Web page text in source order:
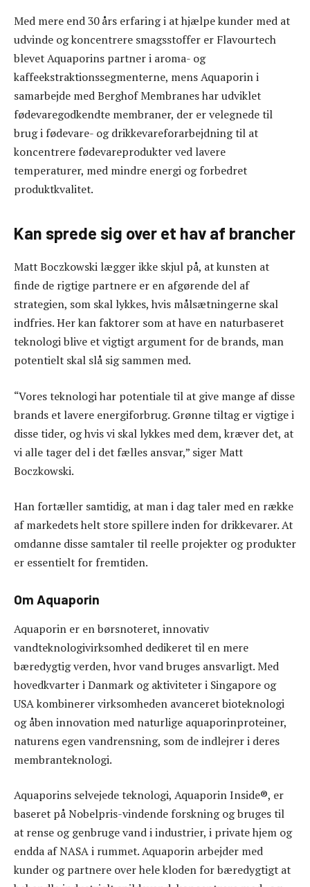
Med mere end 30 års erfaring i at hjælpe kunder med at
udvinde og koncentrere smagsstoffer er Flavourtech
blevet Aquaporins partner i aroma- og
kaffeekstraktionssegmenterne, mens Aquaporin i
samarbejde med Berghof Membranes har udviklet
fødevaregodkendte membraner, der er velegnede til
brug i fødevare- og drikkevareforarbejdning til at
koncentrere fødevareprodukter ved lavere
temperaturer, med mindre energi og forbedret
produktkvalitet.
Kan sprede sig over et hav af brancher
Matt Boczkowski lægger ikke skjul på, at kunsten at
finde de rigtige partnere er en afgørende del af
strategien, som skal lykkes, hvis målsætningerne skal
indfries. Her kan faktorer som at have en naturbaseret
teknologi blive et vigtigt argument for de brands, man
potentielt skal slå sig sammen med.
“Vores teknologi har potentiale til at give mange af disse
brands et lavere energiforbrug. Grønne tiltag er vigtige i
disse tider, og hvis vi skal lykkes med dem, kræver det, at
vi alle tager del i det fælles ansvar,” siger Matt
Boczkowski.
Han fortæller samtidig, at man i dag taler med en række
af markedets helt store spillere inden for drikkevarer. At
omdanne disse samtaler til reelle projekter og produkter
er essentielt for fremtiden.
Om Aquaporin
Aquaporin er en børsnoteret, innovativ
vandteknologivirksomhed dedikeret til en mere
bæredygtig verden, hvor vand bruges ansvarligt. Med
hovedkvarter i Danmark og aktiviteter i Singapore og
USA kombinerer virksomheden avanceret bioteknologi
og åben innovation med naturlige aquaporinproteiner,
naturens egen vandrensning, som de indlejrer i deres
membranteknologi.
Aquaporins selvejede teknologi, Aquaporin Inside®, er
baseret på Nobelpris-vindende forskning og bruges til
at rense og genbruge vand i industrier, i private hjem og
endda af NASA i rummet. Aquaporin arbejder med
kunder og partnere over hele kloden for bæredygtigt at